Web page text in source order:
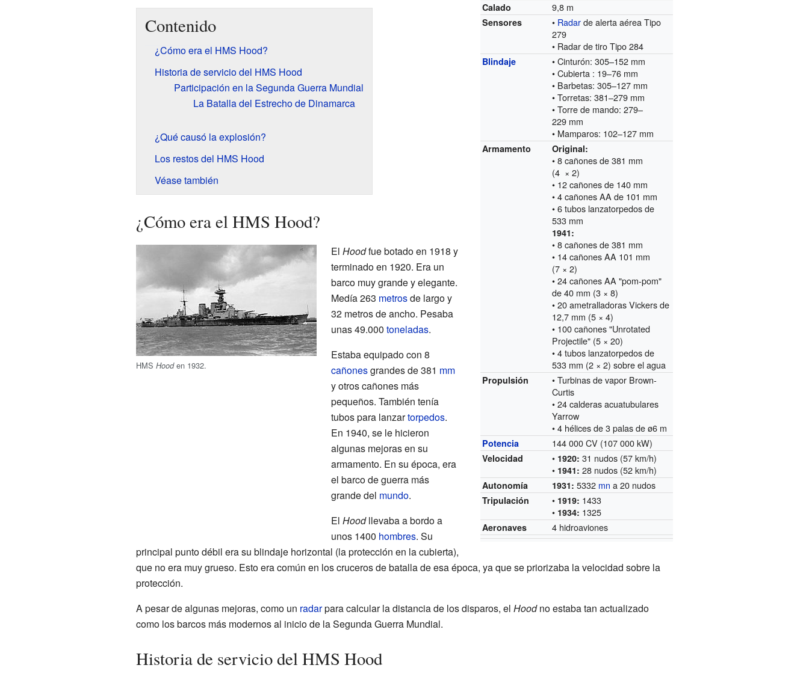
Calado 9,8 m
Sensores • Radarde alerta aérea Tipo
279
• Radar de tiro Tipo 284
Blindaje
• Cinturón: 305–152 mm
• Cubierta : 19–76 mm
• Barbetas: 305–127 mm
• Torretas: 381–279 mm
• Torre de mando: 279–
229 mm
• Mamparos: 102–127 mm
Armamento Original:
• 8 cañones de 381 mm
(4 × 2)
• 12 cañones de 140 mm
• 4 cañones AA de 101 mm
• 6 tubos lanzatorpedos de
533 mm
1941:
• 8 cañones de 381 mm
• 14 cañones AA 101 mm
(7 × 2)
• 24 cañones AA "pom-pom"
de 40 mm (3 × 8)
• 20 ametralladoras Vickers de
12,7 mm (5 × 4)
• 100 cañones "Unrotated
Projectile" (5 × 20)
• 4 tubos lanzatorpedos de
533 mm (2 × 2) sobre el agua
Propulsión
• Turbinas de vapor Brown-
Curtis
• 24 calderas acuatubulares
Yarrow
• 4 hélices de 3 palas de ø6 m
Potencia 144 000 CV (107 000 kW)
Velocidad • 1920: 31 nudos (57 km/h)
• 1941: 28 nudos (52 km/h)
Autonomía 1931: 5332 mn a 20 nudos
Tripulación • 1919: 1433
• 1934: 1325
Aeronaves 4 hidroaviones
Contenido
¿Cómo era el HMS Hood?
Historia de servicio del HMS Hood
Participación en la Segunda Guerra Mundial
La Batalla del Estrecho de Dinamarca
¿Qué causó la explosión?
Los restos del HMS Hood
Véase también
¿Cómo era el HMS Hood?
HMS Hooden 1932.
El Hoodfue botado en 1918 y
terminado en 1920. Era un
barco muy grande y elegante.
Medía 263 metrosde largo y
32 metros de ancho. Pesaba
unas 49.000 toneladas.
Estaba equipado con 8
cañonesgrandes de 381 mm
y otros cañones más
pequeños. También tenía
tubos para lanzartorpedos.
En 1940, se le hicieron
algunas mejoras en su
armamento. En su época, era
el barco de guerra más
grande del mundo.
El Hoodllevaba a bordo a
unos 1400 hombres. Su
principal punto débil era su blindaje horizontal (la protección en la cubierta),
que no era muy grueso. Esto era común en los cruceros de batalla de esa época, ya que se priorizaba la velocidad sobre la
protección.
A pesar de algunas mejoras, como un radarpara calcular la distancia de los disparos, el Hoodno estaba tan actualizado
como los barcos más modernos al inicio de la Segunda Guerra Mundial.
Historia de servicio del HMS Hood